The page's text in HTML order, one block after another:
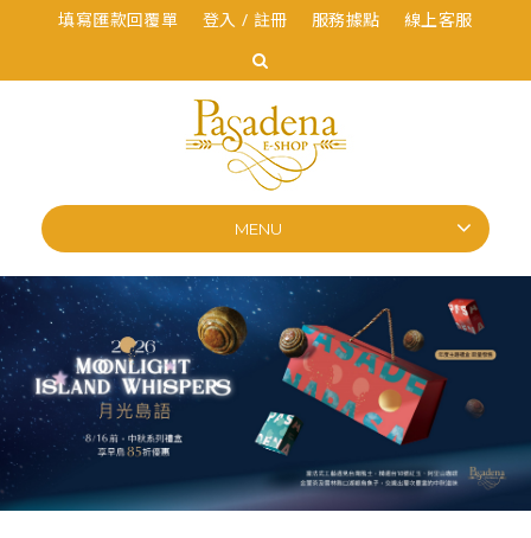
填寫匯款回覆單 登入 / 註冊 服務據點 線上客服
MENU